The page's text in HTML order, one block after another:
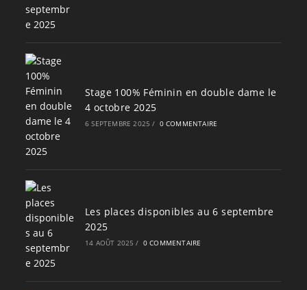
Stage 100% Féminin en double dame le
4 octobre 2025
6 SEPTEMBRE 2025 / 0 COMMENTAIRE
Les places disponibles au 6 septembre
2025
14 AOÛT 2025 / 0 COMMENTAIRE